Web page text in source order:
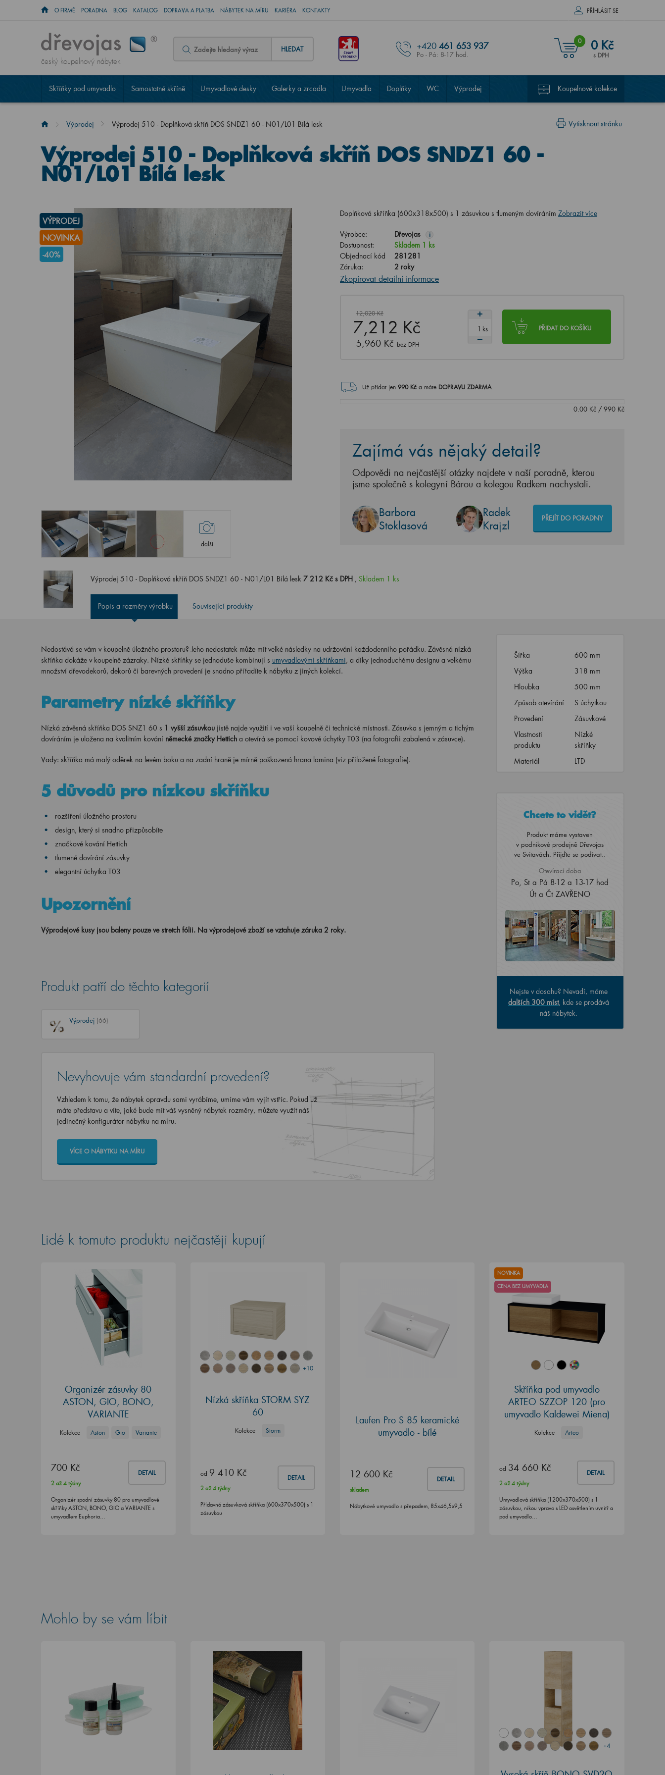
O FIRMĚ PORADNA BLOG KATALOG DOPRAVA A PLATBA NÁBYTEK NA MÍRU KARIÉRA KONTAKTY PŘÍHLÁSIT SE
český koupelnový nábytek
HLEDAT +420 461 653 937
Po - Pá: 8-17 hod.
0 0 Kč
s DPH
Skříňky pod umyvadlo Samostatné skříně Umyvadlové desky Galerky a zrcadla Umyvadla Doplňky WC Výprodej Koupelnové kolekce
Vytisknout stránku
Výprodej Výprodej 510 - Doplňková skříň DOS SNDZ1 60 - N01/L01 Bílá lesk
Výprodej 510 - Doplňková skříň DOS SNDZ1 60 -
N01/L01 Bílá lesk
VÝPRODEJ
NOVINKA
-40%
další
Doplňková skříňka (600x318x500) s 1 zásuvkou s tlumeným dovíráním Zobrazit více
Výrobce: Dřevojas i
Dostupnost:
Skladem 1 ks
Objednací kód
281281
Záruka:
2 roky
Zkopírovat detailní informace
12,020 Kč
7,212 Kč
5,960 Kč bez DPH
PŘIDAT DO KOŠÍKU
ks
Už přidat jen 990Kč a máte DOPRAVU ZDARMA.
0.00Kč/ 990Kč
Zajímá vás nějaký detail?
Odpovědi na nejčastější otázky najdete v naší poradně, kterou
jsme společně s kolegyní Bárou a kolegou Radkem nachystali.
Barbora
Stoklasová
Radek
Krajzl
PŘEJÍT DO PORADNY
Výprodej 510 - Doplňková skříň DOS SNDZ1 60 - N01/L01 Bílá lesk7 212 Kč s DPH ,Skladem 1 ks
Popis a rozměry výrobku Související produkty
Nedostává se vám v koupelně úložného prostoru? Jeho nedostatek může mít velké následky na udržování každodenního pořádku. Závěsná nízká
skříňka dokáže v koupelně zázraky. Nízké skříňky se jednoduše kombinují s umyvadlovými skříňkami, a díky jednoduchému designu a velkému
množství dřevodekorů, dekorů či barevných provedení je snadno přiřadíte k nábytku z jiných kolekcí.
Parametry nízké skříňky
Nízká závěsná skříňka DOS SNZ1 60 s 1 vyšší zásuvkou jistě najde využití i ve vaší koupelně či technické místnosti. Zásuvka s jemným a tichým
dovíráním je uložena na kvalitním kování německé značky Hettich a otevírá se pomocí kovové úchytky T03 (na fotografii zabalená v zásuvce).
Vady: skříňka má malý oděrek na levém boku a na zadní hraně je mírně poškozená hrana lamina (viz přiložené fotografie).
5 důvodů pro nízkou skříňku
rozšíření úložného prostoru
design, který si snadno přizpůsobíte
značkové kování Hettich
tlumené dovírání zásuvky
elegantní úchytka T03
Upozornění
Výprodejové kusy jsou baleny pouze ve stretch fólii. Na výprodejové zboží se vztahuje záruka 2 roky.
Produkt patří do těchto kategorií
Výprodej (66)
Nevyhovuje vám standardní provedení?
Vzhledem k tomu, že nábytek opravdu sami vyrábíme, umíme vám vyjít vstříc. Pokud už
máte představu a víte, jaké bude mít váš vysněný nábytek rozměry, můžete využít náš
jedinečný konfigurátor nábytku na míru.
VÍCE O NÁBYTKU NA MÍRU
Šířka
600 mm
Výška
318 mm
Hloubka
500 mm
Způsob otevírání
S úchytkou
Provedení
Zásuvkové
Vlastnosti
produktu
Nízké
skříňky
Materiál
LTD
Chcete to vidět?
Produkt máme vystaven
v podnikové prodejně Dřevojas
ve Svitavách. Přijďte se podívat..
Otevírací doba
Po, St a Pá 8-12 a 13-17 hod
Út a Čt ZAVŘENO
Nejste v dosahu? Nevadí, máme
dalších 300 míst, kde se prodává
náš nábytek.
Lidé k tomuto produktu nejčastěji kupují
Organizér zásuvky 80
ASTON, GIO, BONO,
VARIANTE
Kolekce Aston Gio Variante
700 Kč DETAIL
2 až 4 týdny
Organizér spodní zásuvky 80 pro umyvadlové
skříňky ASTON, BONO, GIO a VARIANTE s
umyvadlem Euphoria…
+10
Nízká skříňka STORM SYZ
60
Kolekce Storm
od 9 410 Kč DETAIL
2 až 4 týdny
Přídavná zásuvková skříňka (600x370x500) s 1
zásuvkou
Laufen Pro S 85 keramické
umyvadlo - bílé
12 600 Kč DETAIL
skladem
Nábytkové umyvadlo s přepadem, 85x46,5x9,5
NOVINKA
CENA BEZ UMYVADLA
Skříňka pod umyvadlo
ARTEO SZZOP 120 (pro
umyvadlo Kaldewei Miena)
Kolekce Arteo
od 34 660 Kč DETAIL
2 až 4 týdny
Umyvadlová skříňka (1200x370x500) s 1
zásuvkou, nikou vpravo s LED osvětlením uvnitř a
pod umyvadlo…
Mohlo by se vám líbit
+4